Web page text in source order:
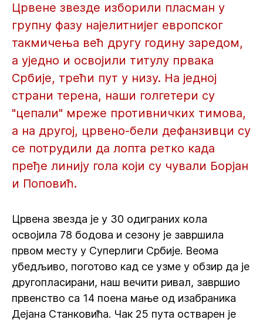
Црвене звезде изборили пласман у
групну фазу најелитнијег европског
такмичења већ другу годину заредом,
а уједно и освојили титулу првака
Србије, трећи пут у низу. На једној
страни терена, наши голгетери су
"цепали" мреже противничких тимова,
а на другој, црвено-бели дефанзивци су
се потрудили да лопта ретко када
пређе линију гола који су чували Борјан
и Поповић.
Црвена звезда је у 30 одиграних кола
освојила 78 бодова и сезону је завршила
првом месту у Суперлиги Србије. Веома
убедљиво, поготово кад се узме у обзир да је
другопласирани, наш вечити ривал, завршио
првенство са 14 поена мање од изабраника
Дејана Станковића. Чак 25 пута остварен је